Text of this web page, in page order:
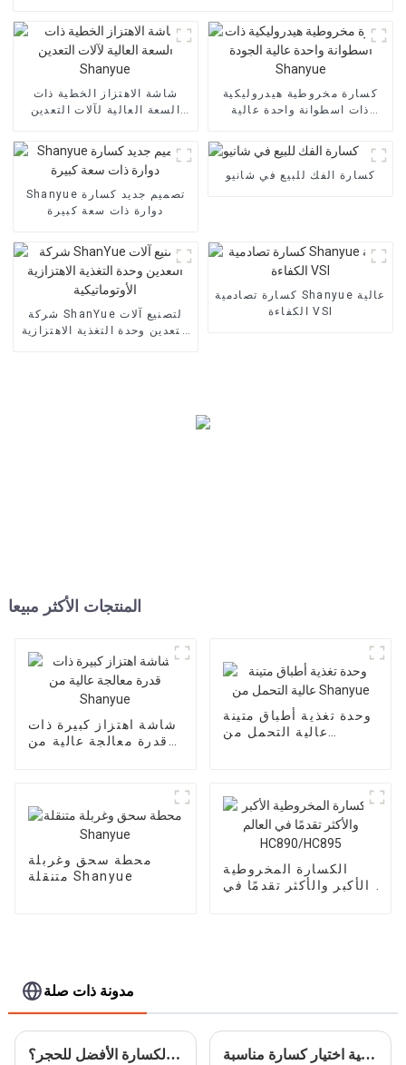
شاشة الاهتزاز الخطية ذات
السعة العالية لآلات التعدين
كسارة مخروطية هيدروليكية
ذات اسطوانة واحدة عالية
Shanyue تصميم جديد كسارة
دوارة ذات سعة كبيرة
كسارة الفك للبيع في شانيو
شركة ShanYue لتصنيع آلات
التعدين وحدة التغذية الاهتزازية
كسارة تصادمية Shanyue عالية
الكفاءة VSI
المنتجات الأكثر مبيعا
شاشة اهتزاز كبيرة ذات
قدرة معالجة عالية من
وحدة تغذية أطباق متينة
عالية التحمل من
محطة سحق وغربلة
متنقلة Shanyue
الكسارة المخروطية
الأكبر والأكثر تقدمًا في
مدونة ذات صلة
ما هي الكسارة الأفضل للحجر؟ كيفية اختيار كسارة مناسبة